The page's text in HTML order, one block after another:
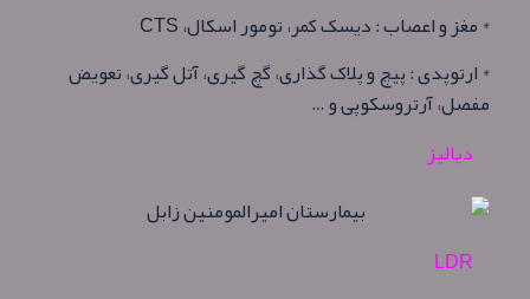
* مغز و اعصاب : دیسک کمر، تومور اسکال، CTS
* ارتوپدی : پیچ و پلاک گذاری، گچ گیری، آتل گیری، تعویض
مفصل، آرتروسکوپی و …
دیالیز
LDR